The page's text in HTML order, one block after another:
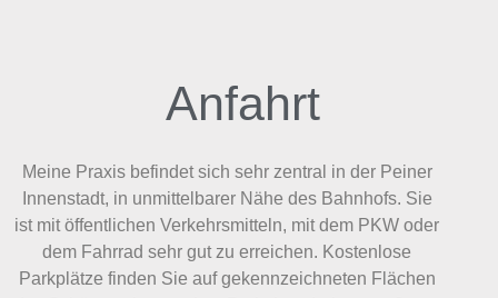
Anfahrt
Meine Praxis befindet sich sehr zentral in der Peiner
Innenstadt, in unmittelbarer Nähe des Bahnhofs. Sie
ist mit öffentlichen Verkehrsmitteln, mit dem PKW oder
dem Fahrrad sehr gut zu erreichen. Kostenlose
Parkplätze finden Sie auf gekennzeichneten Flächen